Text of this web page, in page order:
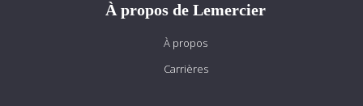
À propos de Lemercier
À propos
Carrières